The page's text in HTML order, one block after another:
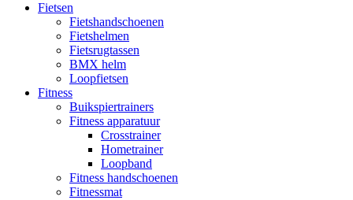
Fietsen
Fietshandschoenen
Fietshelmen
Fietsrugtassen
BMX helm
Loopfietsen
Fitness
Buikspiertrainers
Fitness apparatuur
Crosstrainer
Hometrainer
Loopband
Fitness handschoenen
Fitnessmat